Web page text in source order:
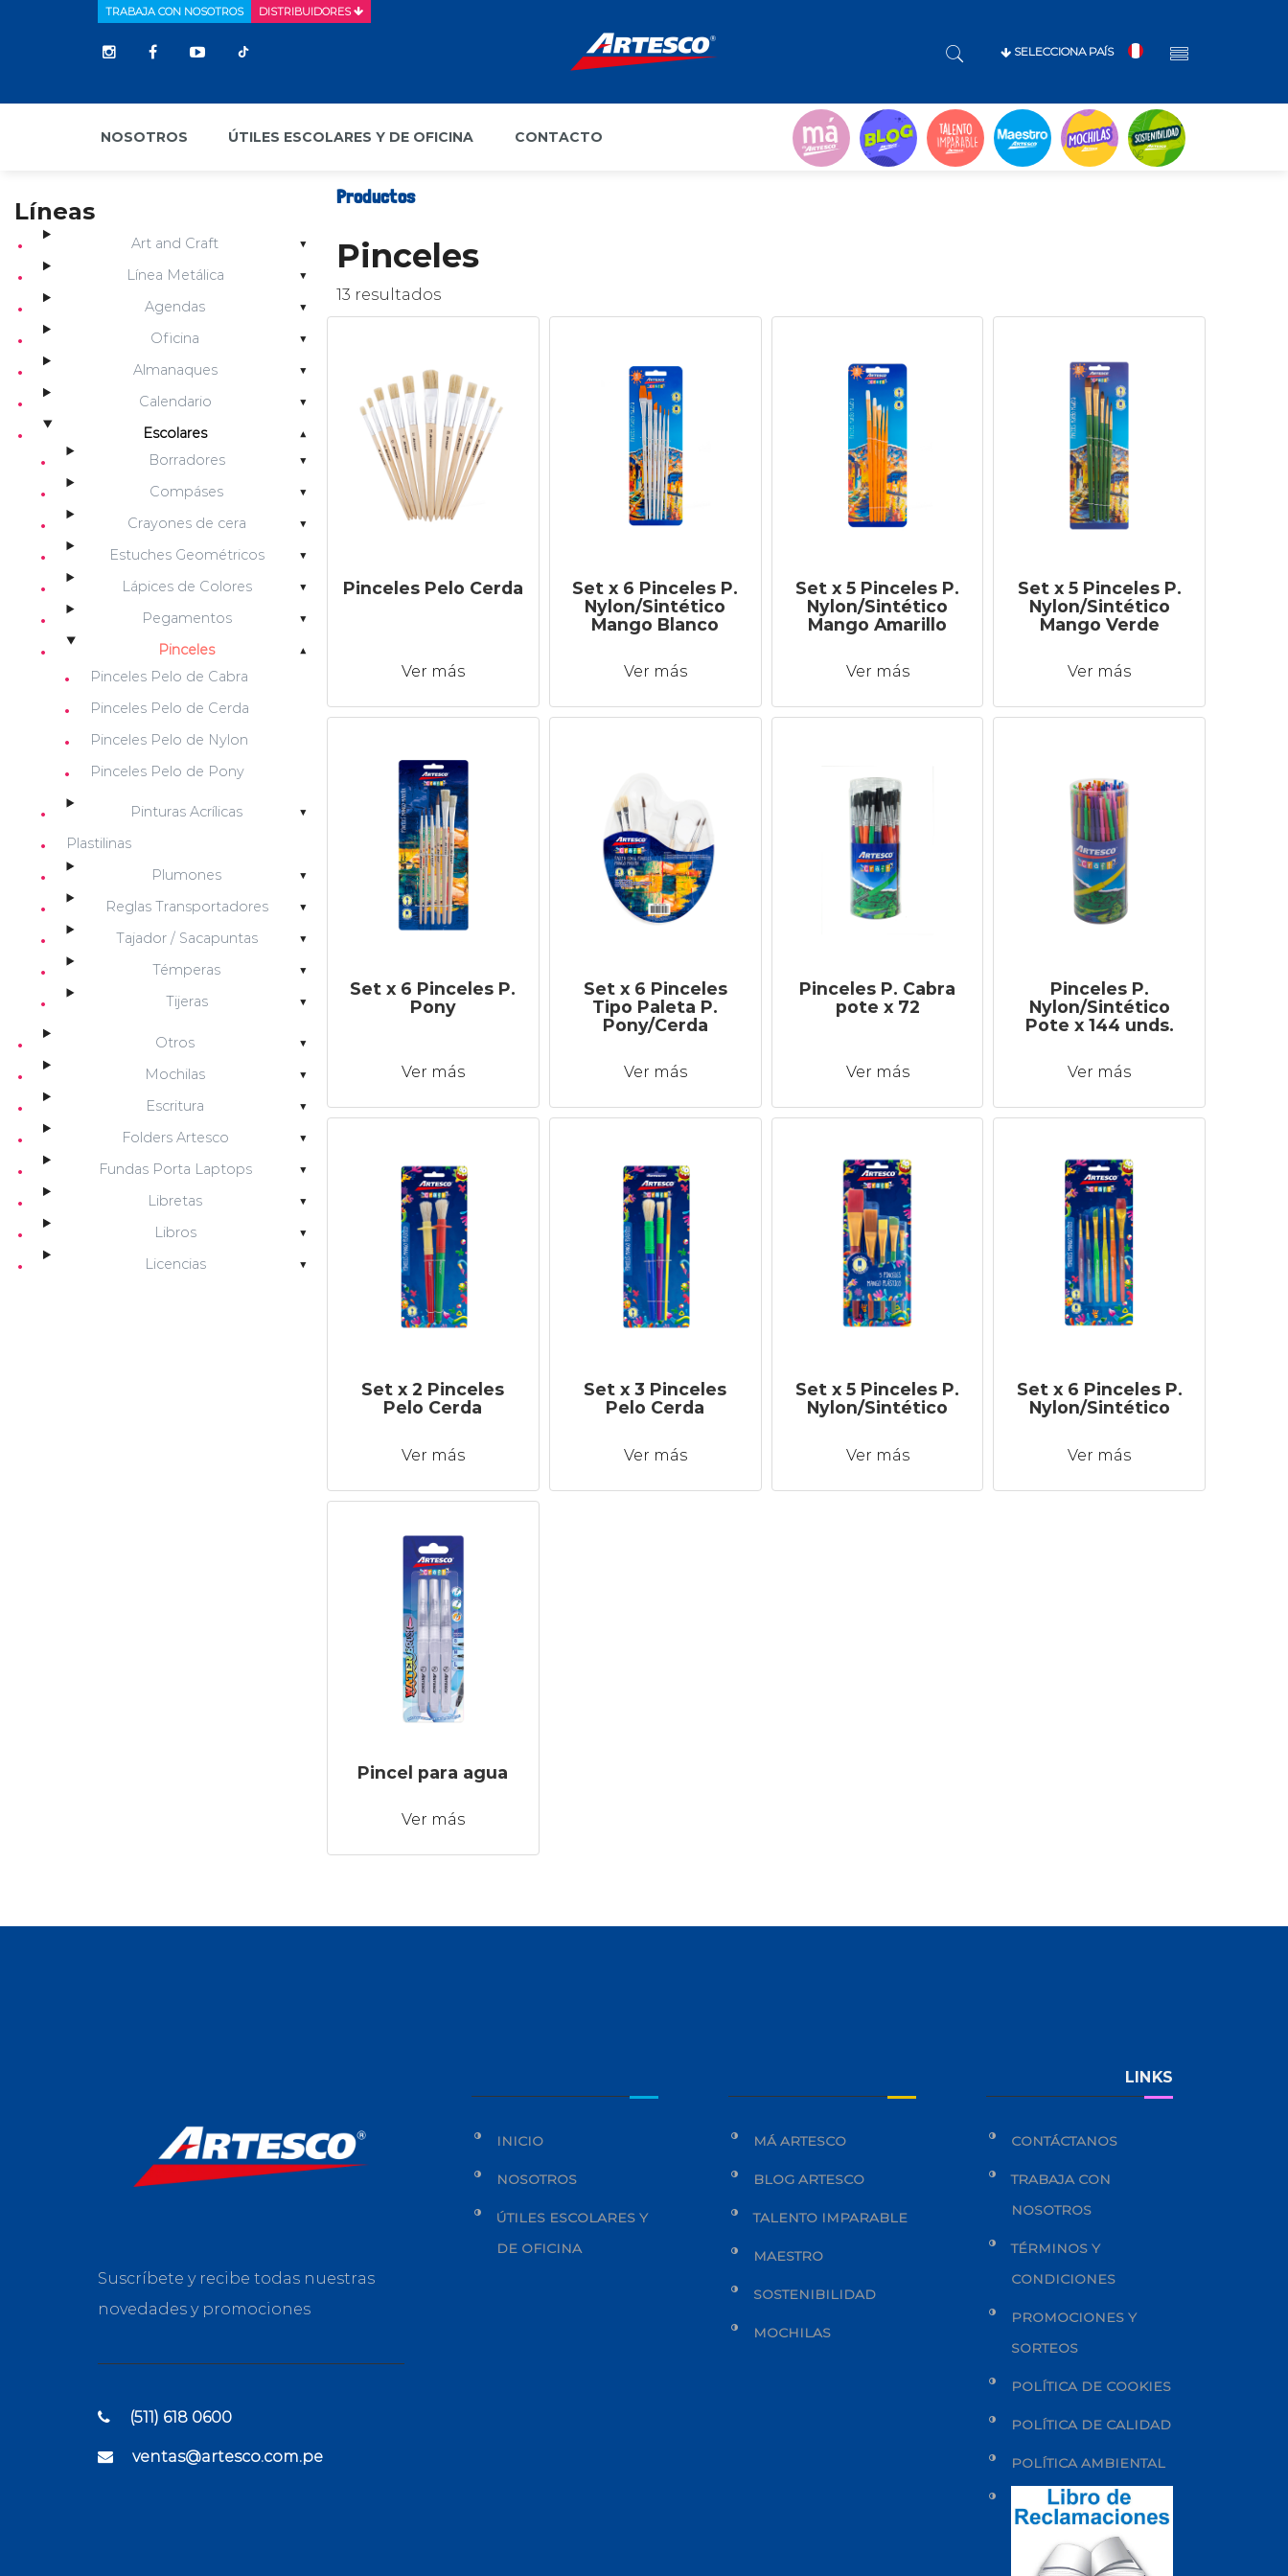
TRABAJA CON NOSOTROS DISTRIBUIDORES
SELECCIONA PAÍS
NOSOTROS ÚTILES ESCOLARES Y DE OFICINA CONTACTO
Líneas
Art and Craft
Línea Metálica
Agendas
Oficina
Almanaques
Calendario
Escolares
Borradores
Compáses
Crayones de cera
Estuches Geométricos
Lápices de Colores
Pegamentos
Pinceles
Pinceles Pelo de Cabra
Pinceles Pelo de Cerda
Pinceles Pelo de Nylon
Pinceles Pelo de Pony
Pinturas Acrílicas
Plastilinas
Plumones
Reglas Transportadores
Tajador / Sacapuntas
Témperas
Tijeras
Otros
Mochilas
Escritura
Folders Artesco
Fundas Porta Laptops
Libretas
Libros
Licencias
Productos
Pinceles
13 resultados
Pinceles Pelo Cerda
Ver más
Set x 6 Pinceles P.
Nylon/Sintético
Mango Blanco
Ver más
Set x 5 Pinceles P.
Nylon/Sintético
Mango Amarillo
Ver más
Set x 5 Pinceles P.
Nylon/Sintético
Mango Verde
Ver más
Set x 6 Pinceles P.
Pony
Ver más
Set x 6 Pinceles
Tipo Paleta P.
Pony/Cerda
Ver más
Pinceles P. Cabra
pote x 72
Ver más
Pinceles P.
Nylon/Sintético
Pote x 144 unds.
Ver más
Set x 2 Pinceles
Pelo Cerda
Ver más
Set x 3 Pinceles
Pelo Cerda
Ver más
Set x 5 Pinceles P.
Nylon/Sintético
Ver más
Set x 6 Pinceles P.
Nylon/Sintético
Ver más
Pincel para agua
Ver más
Suscríbete y recibe todas nuestras
novedades y promociones
(511) 618 0600
ventas@artesco.com.pe
INICIO
NOSOTROS
ÚTILES ESCOLARES Y
DE OFICINA
MÁ ARTESCO
BLOG ARTESCO
TALENTO IMPARABLE
MAESTRO
SOSTENIBILIDAD
MOCHILAS
LINKS
CONTÁCTANOS
TRABAJA CON
NOSOTROS
TÉRMINOS Y
CONDICIONES
PROMOCIONES Y
SORTEOS
POLÍTICA DE COOKIES
POLÍTICA DE CALIDAD
POLÍTICA AMBIENTAL